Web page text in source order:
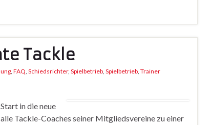
Tackle
, FAQ, Schiedsrichter, Spielbetrieb, Spielbetrieb, Trainer
in die neue
Tackle-Coaches seiner Mitgliedsvereine zu einer